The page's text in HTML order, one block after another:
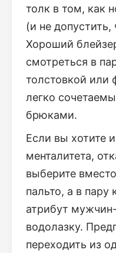
толк в том, как
(и не
Хороший
смотреться в
толстовкой или
легко
брюками.
Если вы хотите
менталитета,
выберите
пальто, а в
атрибут
водолазку.
переходить из